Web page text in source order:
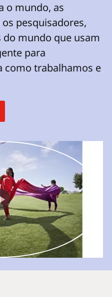
o mundo, as
pesquisadores,
mundo que usam
para
como trabalhamos e